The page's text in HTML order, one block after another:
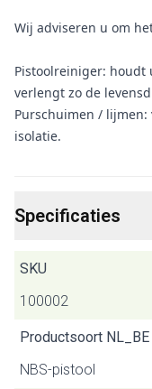
Wij adviseren u om
Pistoolreiniger: houdt
verlengt zo de
Purschuimen /
isolatie.
Specificaties
SKU
100002
Productsoort NL_BE
NBS-pistool